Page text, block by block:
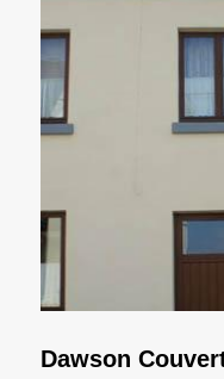
Dawson